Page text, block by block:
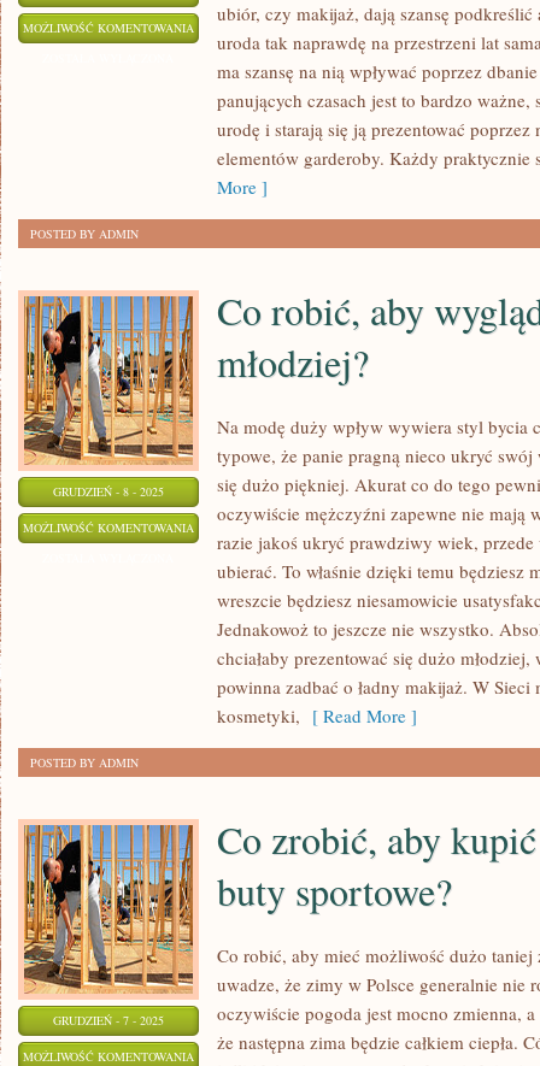
MOŻLIWOŚĆ KOMENTOWANIA
OSZCZĘDZAĆ
ubiór, czy makijaż, dają szansę podkreślić
uroda tak naprawdę na przestrzeni lat
ma szansę na nią wpływać poprzez
panujących czasach jest to bardzo ważne,
urodę i starają się ją prezentować
elementów garderoby. Każdy praktycznie
More ]
POSTED BY ADMIN
GRUDZIEŃ - 8 - 2025
MOŻLIWOŚĆ KOMENTOWANIA
Co robić, aby
młodziej?
Na modę duży wpływ wywiera styl bycia
typowe, że panie pragną nieco ukryć
się dużo piękniej. Akurat co do tego
oczywiście mężczyźni zapewne nie mają
razie jakoś ukryć prawdziwy wiek,
ubierać. To właśnie dzięki temu będziesz
wreszcie będziesz niesamowicie
Jednakowoż to jeszcze nie wszystko.
chciałaby prezentować się dużo
powinna zadbać o ładny makijaż. W Sieci
kosmetyki, [ Read More ]
POSTED BY ADMIN
GRUDZIEŃ - 7 - 2025
MOŻLIWOŚĆ KOMENTOWANIA
Co zrobić, aby
buty sportowe?
Co robić, aby mieć możliwość dużo taniej
uwadze, że zimy w Polsce generalnie nie
oczywiście pogoda jest mocno zmienna,
że następna zima będzie całkiem ciepła.